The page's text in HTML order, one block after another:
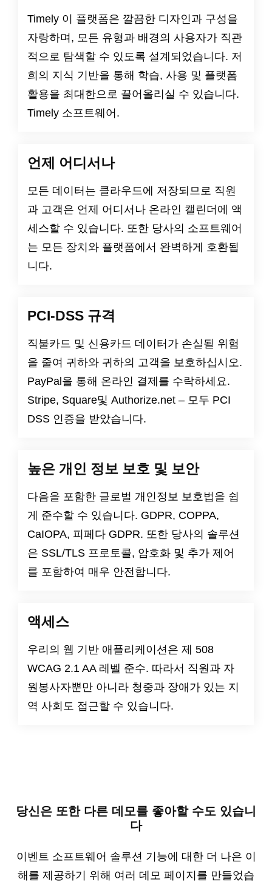
Timely 이 플랫폼은 깔끔한 디자인과 구성을
자랑하며, 모든 유형과 배경의 사용자가 직관
적으로 탐색할 수 있도록 설계되었습니다. 저
희의 지식 기반을 통해 학습, 사용 및 플랫폼
활용을 최대한으로 끌어올리실 수 있습니다.
Timely 소프트웨어.
언제 어디서나
모든 데이터는 클라우드에 저장되므로 직원
과 고객은 언제 어디서나 온라인 캘린더에 액
세스할 수 있습니다. 또한 당사의 소프트웨어
는 모든 장치와 플랫폼에서 완벽하게 호환됩
니다.
PCI-DSS 규격
직불카드 및 신용카드 데이터가 손실될 위험
을 줄여 귀하와 귀하의 고객을 보호하십시오.
PayPal을 통해 온라인 결제를 수락하세요.
Stripe, Square및 Authorize.net – 모두 PCI
DSS 인증을 받았습니다.
높은 개인 정보 보호 및 보안
다음을 포함한 글로벌 개인정보 보호법을 쉽
게 준수할 수 있습니다. GDPR, COPPA,
CaIOPA, 피페다 GDPR. 또한 당사의 솔루션
은 SSL/TLS 프로토콜, 암호화 및 추가 제어
를 포함하여 매우 안전합니다.
액세스
우리의 웹 기반 애플리케이션은 제 508
WCAG 2.1 AA 레벨 준수. 따라서 직원과 자
원봉사자뿐만 아니라 청중과 장애가 있는 지
역 사회도 접근할 수 있습니다.
당신은 또한 다른 데모를 좋아할 수도 있습니
다
이벤트 소프트웨어 솔루션 기능에 대한 더 나은 이
해를 제공하기 위해 여러 데모 페이지를 만들었습